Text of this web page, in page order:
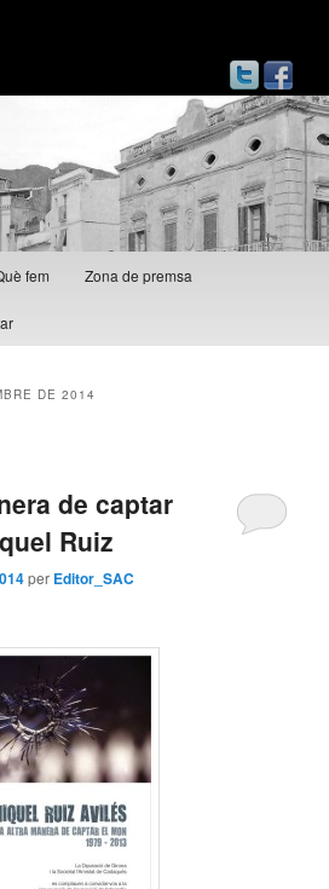
fem Zona de premsa
DE 2014
de captar
Ruiz
per Editor_SAC